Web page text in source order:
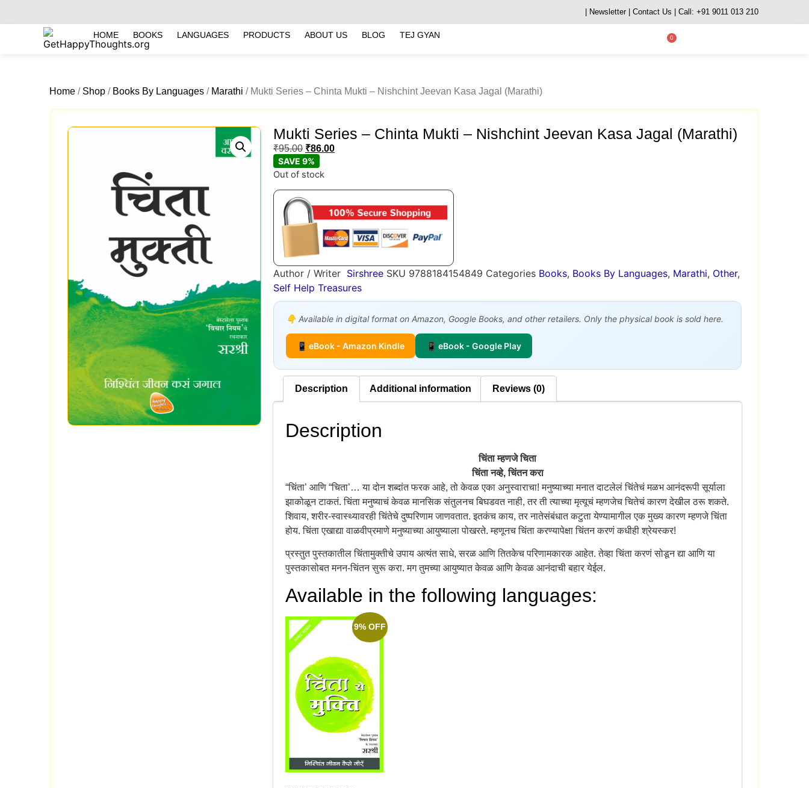
| Newsletter | Contact Us | Call: +91 9011 013 210
HOME BOOKS LANGUAGES PRODUCTS ABOUT US BLOG TEJ GYAN 0
Home / Shop / Books By Languages / Marathi / Mukti Series – Chinta Mukti – Nishchint Jeevan Kasa Jagal (Marathi)
Mukti Series – Chinta Mukti – Nishchint Jeevan Kasa Jagal (Marathi)
₹95.00 ₹86.00
SAVE 9%
Out of stock
Author / Writer Sirshree SKU 9788184154849 Categories Books, Books By Languages, Marathi, Other,
Self Help Treasures
👇 Available in digital format on Amazon, Google Books, and other retailers. Only the physical book is sold here.
📱 eBook - Amazon Kindle 📱 eBook - Google Play
Description Additional information Reviews (0)
Description
चिंता म्हणजे चिता
चिंता नव्हे, चिंतन करा
“चिंता’ आणि “चिता’… या दोन शब्दांत फरक आहे, तो केवळ एका अनुस्वाराचा! मनुष्याच्या मनात दाटलेलं चिंतेचं मळभ आनंदरूपी सूर्याला
झाकोळून टाकतं. चिंता मनुष्याचं केवळ मानसिक संतुलनच बिघडवत नाही, तर ती त्याच्या मृत्यूचं म्हणजेच चितेचं कारण देखील ठरू शकते.
शिवाय, शरीर-स्वास्थ्यावरही चिंतेचे दुष्परिणाम जाणवतात. इतकंच काय, तर नातेसंबंधात कटुता येण्यामागील एक मुख्य कारण म्हणजे चिंता
होय. चिंता एखाद्या वाळवीप्रमाणे मनुष्याच्या आयुष्याला पोखरते. म्हणूनच चिंता करण्यापेक्षा चिंतन करणं कधीही श्रेयस्कर!
प्रस्तुत पुस्तकातील चिंतामुक्तीचे उपाय अत्यंत साधे, सरळ आणि तितकेच परिणामकारक आहेत. तेव्हा चिंता करणं सोडून द्या आणि या
पुस्तकासोबत मनन-चिंतन सुरू करा. मग तुमच्या आयुष्यात केवळ आणि केवळ आनंदाची बहार येईल.
Available in the following languages:
9% OFF